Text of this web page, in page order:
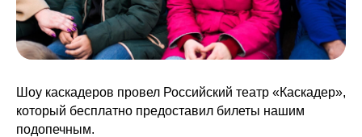
Шоу каскадеров провел Российский театр «Каскадер»,
который бесплатно предоставил билеты нашим
подопечным.